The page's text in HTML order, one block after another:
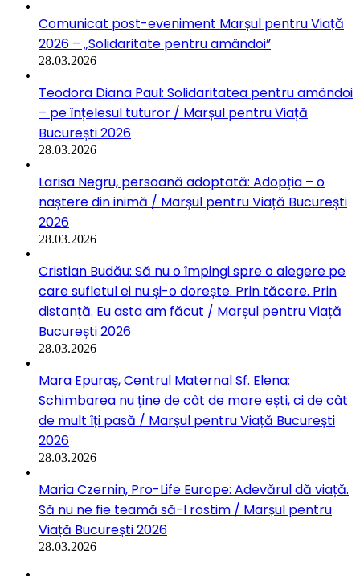
Comunicat post-eveniment Marșul pentru Viață
2026 – „Solidaritate pentru amândoi”
28.03.2026
Teodora Diana Paul: Solidaritatea pentru amândoi
– pe înțelesul tuturor / Marșul pentru Viață
București 2026
28.03.2026
Larisa Negru, persoană adoptată: Adopția – o
naștere din inimă / Marșul pentru Viață București
2026
28.03.2026
Cristian Budău: Să nu o împingi spre o alegere pe
care sufletul ei nu și-o dorește. Prin tăcere. Prin
distanță. Eu asta am făcut / Marșul pentru Viață
București 2026
28.03.2026
Mara Epuraș, Centrul Maternal Sf. Elena:
Schimbarea nu ține de cât de mare ești, ci de cât
de mult îți pasă / Marșul pentru Viață București
2026
28.03.2026
Maria Czernin, Pro-Life Europe: Adevărul dă viață.
Să nu ne fie teamă să-l rostim / Marșul pentru
Viață București 2026
28.03.2026